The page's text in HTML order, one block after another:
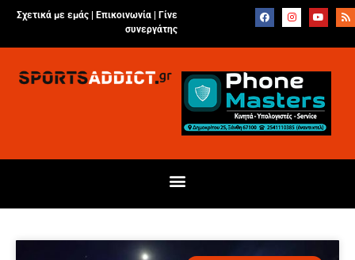
Σχετικά με εμάς | Επικοινωνία
Γίνε
συνεργάτης